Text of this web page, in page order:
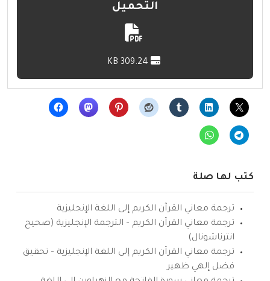
التحميل
كتب لها صلة
ترجمة معاني القرآن الكريم إلى اللغة الإنجليزية
ترجمة معاني القرآن الكريم – الترجمة الإنجليزية (صحيح
انترناشونال)
ترجمة معاني القرآن الكريم إلى اللغة الإنجليزية – تحقيق
فضل إلهي ظهير